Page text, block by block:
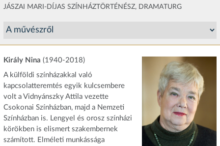
JÁSZAI MARI-DÍJAS SZÍNHÁZTÖRTÉNÉSZ, DRAMATURG
Király Nina (1940-2018)
A külföldi színházakkal való
kapcsolatteremtés egyik kulcsembere
volt a Vidnyánszky Attila vezette
Csokonai Színházban, majd a Nemzeti
Színházban is. Lengyel és orosz színházi
körökben is elismert szakembernek
számított. Elméleti munkássága